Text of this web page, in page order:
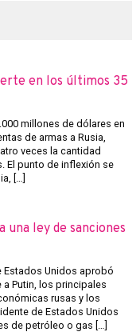
en los últimos 35
millones de dólares en
de armas a Rusia,
veces la cantidad
El punto de inflexión se
[…]
una ley de sanciones
Estados Unidos aprobó
Putin, los principales
rusas y los
de Estados Unidos
de petróleo o gas […]